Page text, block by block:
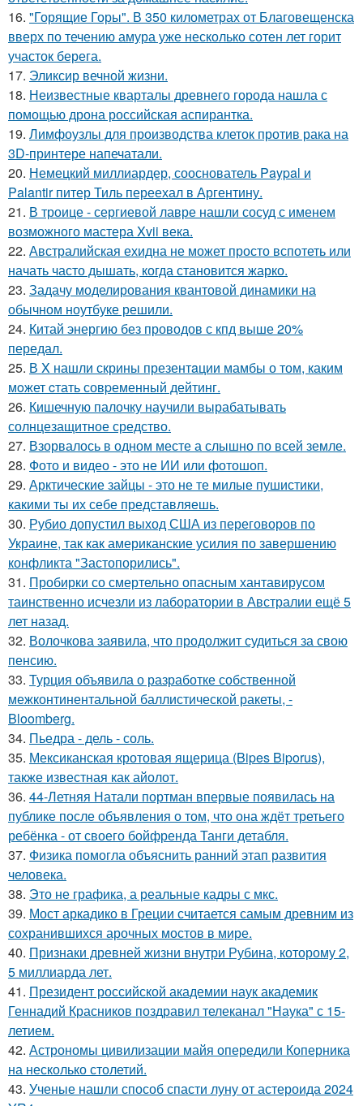
16. "Горящие Горы". В 350 километрах от Благовещенска
вверх по течению амура уже несколько сотен лет горит
участок берега.
17. Эликсир вечной жизни.
18. Неизвестные кварталы древнего города нашла с
помощью дрона российская аспирантка.
19. Лимфоузлы для производства клеток против рака на
3D-принтере напечатали.
20. Немецкий миллиардер, сооснователь Paypal и
Palantir питер Тиль переехал в Аргентину.
21. В троице - сергиевой лавре нашли сосуд с именем
возможного мастера Xvii века.
22. Австралийская ехидна не может просто вспотеть или
начать часто дышать, когда становится жарко.
23. Задачу моделирования квантовой динамики на
обычном ноутбуке решили.
24. Китай энергию без проводов с кпд выше 20%
передал.
25. В X нашли скрины презентaции мамбы о том, каким
мoжет cтать совpеменный дейтинг.
26. Кишечную палочку научили вырабатывать
солнцезащитное средство.
27. Взорвалось в одном месте а слышно по всей земле.
28. Фото и видео - это не ИИ или фотошоп.
29. Арктические зайцы - это не те милые пушистики,
какими ты их себе представляешь.
30. Рубио допустил выход США из переговоров по
Украине, так как американские усилия по завершению
конфликта "Застопорились".
31. Пробирки со смертельно опасным хантавирусом
таинственно исчезли из лаборатории в Австралии ещё 5
лет назад.
32. Волочкова заявила, что продолжит судиться за свою
пенсию.
33. Турция объявила о разработке собственной
межконтинентальной баллистической ракеты, -
Bloomberg.
34. Пьедра - дель - соль.
35. Мексиканская кротовая ящерица (Bipes Biporus),
также известная как айолот.
36. 44-Летняя Натали портман впервые появилась на
публике после объявления о том, что она ждёт третьего
ребёнка - от своего бойфренда Танги детабля.
37. Физика помогла объяснить ранний этап развития
человека.
38. Это не графика, а реальные кадры с мкс.
39. Мост аркадико в Греции считается самым древним из
сохранившихся арочных мостов в мире.
40. Признаки древней жизни внутри Рубина, которому 2,
5 миллиарда лет.
41. Президент российской академии наук академик
Геннадий Красников поздравил телеканал "Наука" с 15-
летием.
42. Астрономы цивилизации майя опередили Коперника
на несколько столетий.
43. Ученые нашли способ спасти луну от астероида 2024